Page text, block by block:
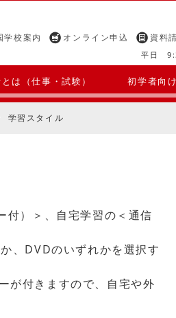
学校案内 オンライン申込 資料
平日
は（仕事・試験） 初学者向け
学習スタイル
付）＞、自宅学習の＜通信
、DVDのいずれかを選択す
が付きますので、自宅や外